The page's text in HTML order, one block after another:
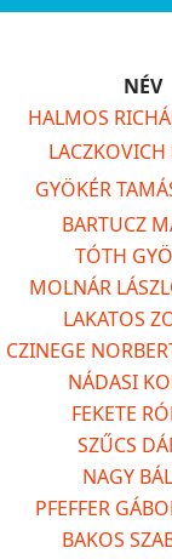
NÉV
HALMOS
GYÖKÉR
BARTUCZ
TÓTH
MOLNÁR
LAKATOS
CZINEGE
NÁDASI
FEKETE
SZŰCS
NAGY
PFEFFER
BAKOS